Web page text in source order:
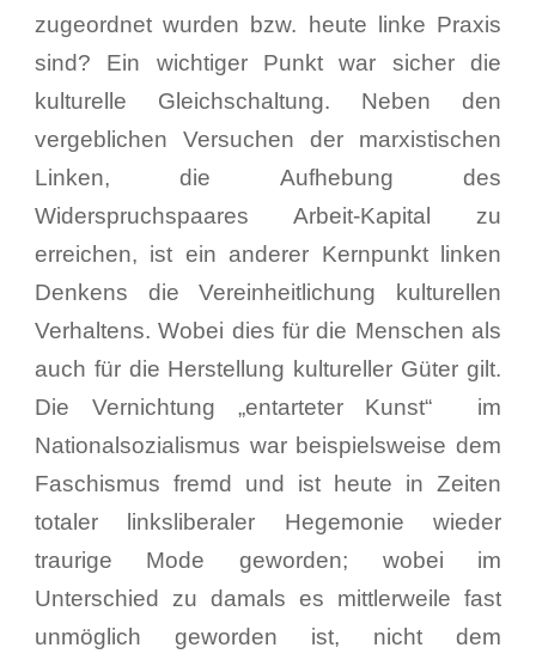
zugeordnet wurden bzw. heute linke Praxis
sind? Ein wichtiger Punkt war sicher die
kulturelle Gleichschaltung. Neben den
vergeblichen Versuchen der marxistischen
Linken, die Aufhebung des
Widerspruchspaares Arbeit-Kapital zu
erreichen, ist ein anderer Kernpunkt linken
Denkens die Vereinheitlichung kulturellen
Verhaltens. Wobei dies für die Menschen als
auch für die Herstellung kultureller Güter gilt.
Die Vernichtung „entarteter Kunst“ im
Nationalsozialismus war beispielsweise dem
Faschismus fremd und ist heute in Zeiten
totaler linksliberaler Hegemonie wieder
traurige Mode geworden; wobei im
Unterschied zu damals es mittlerweile fast
unmöglich geworden ist, nicht dem